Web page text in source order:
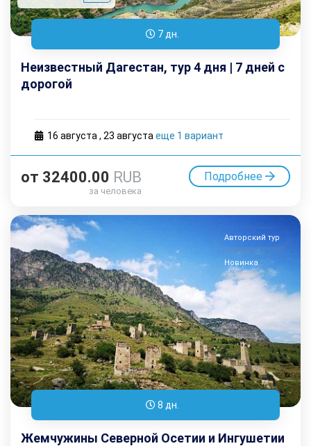
7 дн.
Неизвестный Дагестан, тур 4 дня | 7 дней с
дорогой
16 августа , 23 августа еще 1 вариант
от 32400.00 RUB
за человека
Подробнее
Авторский тур
Новинка
8 дн.
Жемчужины Северной Осетии и Ингушетии